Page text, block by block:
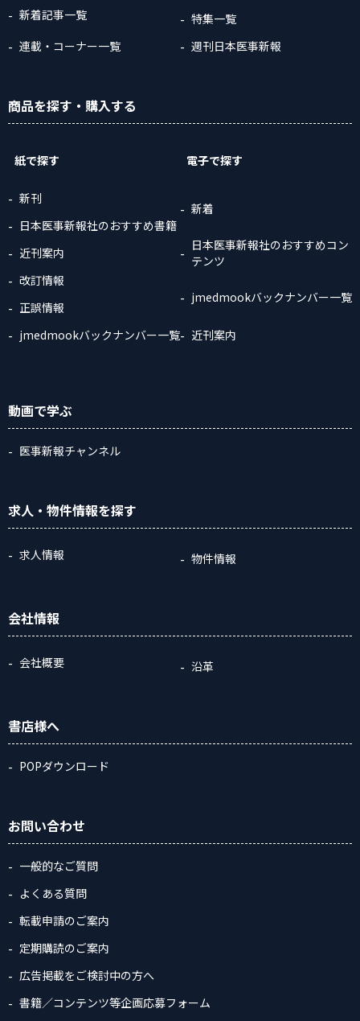
新着記事一覧
特集一覧
連載・コーナー一覧
週刊日本医事新報
商品を探す ・購入する
紙で探す
新刊
日本医事新報社のおすすめ書籍
近刊案内
改訂情報
正誤情報
jmedmookバックナンバー一覧
電子で探す
新着
日本医事新報社のおすすめコン
テンツ
jmedmookバックナンバー一覧
近刊案内
動画で学ぶ
医事新報チャンネル
求人・物件情報を探す
求人情報 物件情報
会社情報
会社概要 沿革
書店様へ
POPダウンロード
お問い合わせ
一般的なご質問
よくある質問
転載申請のご案内
定期購読のご案内
広告掲載をご検討中の方へ
書籍／コンテンツ等企画応募フォーム